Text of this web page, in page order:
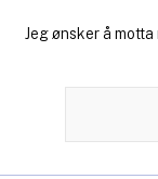
Jeg ønsker å